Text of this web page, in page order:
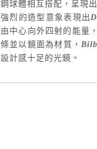
鋼球體相互搭配，呈現
強烈的造型意象表現出
由中心向外四射的能量
條並以鏡面為材質，
設計感十足的光鏡。